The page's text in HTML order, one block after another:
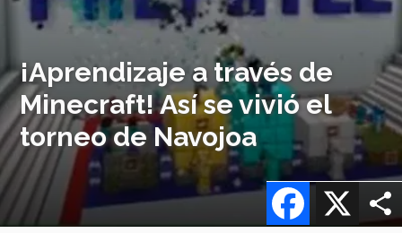
¡Aprendizaje a través de
Minecraft! Así se vivió el
torneo de Navojoa
X
Facebook